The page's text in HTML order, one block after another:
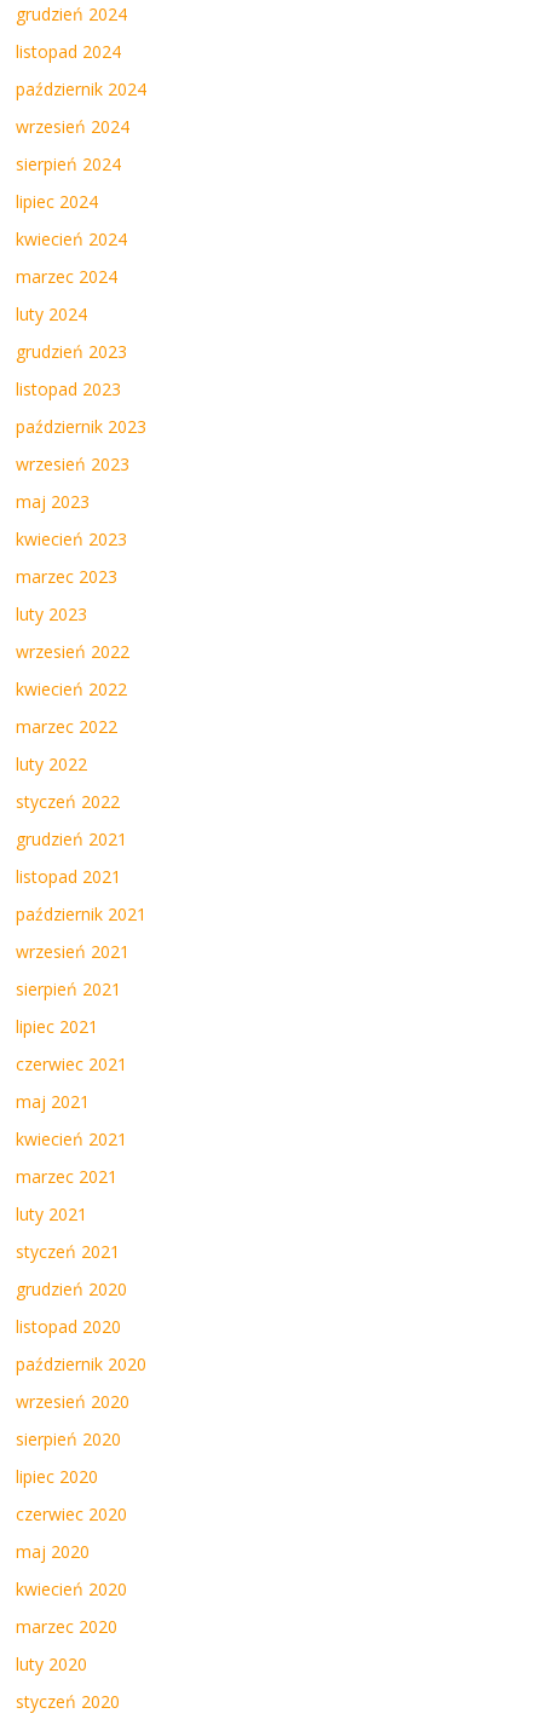
grudzień 2024
listopad 2024
październik 2024
wrzesień 2024
sierpień 2024
lipiec 2024
kwiecień 2024
marzec 2024
luty 2024
grudzień 2023
listopad 2023
październik 2023
wrzesień 2023
maj 2023
kwiecień 2023
marzec 2023
luty 2023
wrzesień 2022
kwiecień 2022
marzec 2022
luty 2022
styczeń 2022
grudzień 2021
listopad 2021
październik 2021
wrzesień 2021
sierpień 2021
lipiec 2021
czerwiec 2021
maj 2021
kwiecień 2021
marzec 2021
luty 2021
styczeń 2021
grudzień 2020
listopad 2020
październik 2020
wrzesień 2020
sierpień 2020
lipiec 2020
czerwiec 2020
maj 2020
kwiecień 2020
marzec 2020
luty 2020
styczeń 2020